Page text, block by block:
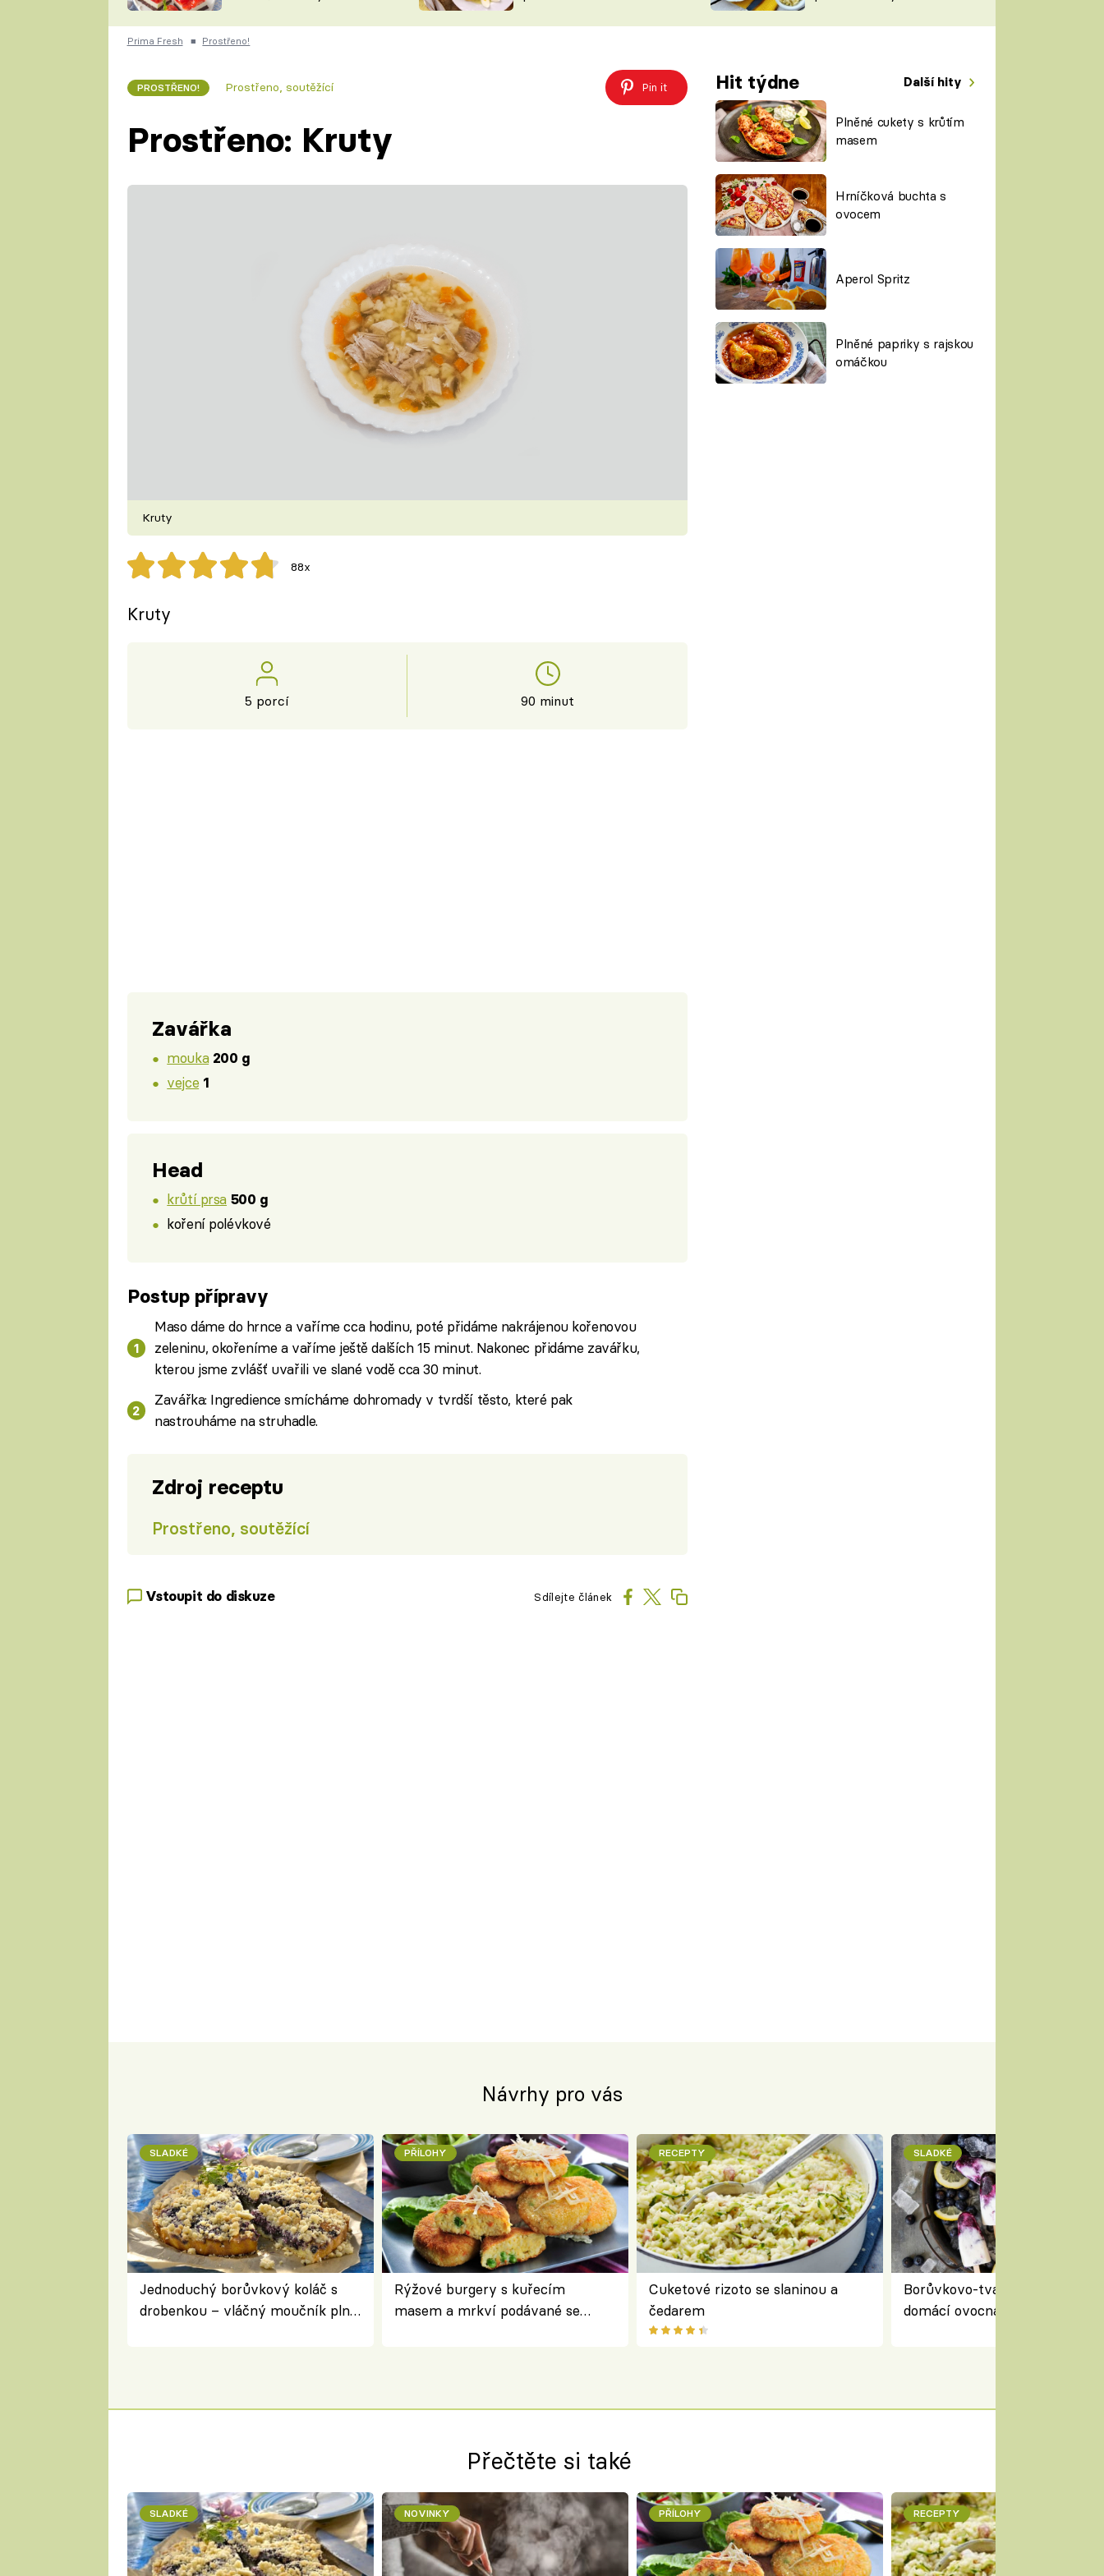
ČESKO NA TALÍŘI
KUCHAŘKA
VYCHYTÁVKY
ŠÉFREDAKTORKY
ČASOPIS
Prima Fresh ■ Prostřeno!
PROSTŘENO! Prostřeno, soutěžící Pin it Hit týdne Další hity
Plněné cukety s krůtím
masem
Hrníčková buchta s
ovocem
Aperol Spritz
Plněné papriky s rajskou
omáčkou
Prostřeno: Kruty
Kruty
88x
Kruty
5 porcí 90 minut
Zavářka
mouka 200 g
vejce 1
Head
krůtí prsa 500 g
koření polévkové
Postup přípravy
Maso dáme do hrnce a vaříme cca hodinu, poté přidáme nakrájenou kořenovou
zeleninu, okořeníme a vaříme ještě dalších 15 minut. Nakonec přidáme zavářku,
kterou jsme zvlášť uvařili ve slané vodě cca 30 minut.
Zavářka: Ingredience smícháme dohromady v tvrdší těsto, které pak
nastrouháme na struhadle.
Zdroj receptu
Prostřeno, soutěžící
Vstoupit do diskuze Sdílejte článek
Návrhy pro vás
SLADKÉ
Jednoduchý borůvkový koláč s
drobenkou – vláčný moučník plný
PŘÍLOHY
Rýžové burgery s kuřecím
masem a mrkví podávané se
RECEPTY
Cuketové rizoto se slaninou a
čedarem
SLADKÉ
Borůvkovo-tvarohové nanuky
domácí ovocná zmrzlina na
Přečtěte si také
SLADKÉ NOVINKY PŘÍLOHY RECEPTY